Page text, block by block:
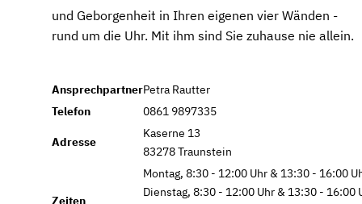
und Geborgenheit in Ihren eigenen vier Wänden -
rund um die Uhr. Mit ihm sind Sie zuhause nie allein.
AnsprechpartnerPetra Rautter
Telefon
0861 9897335
Adresse
Kaserne 13
83278 Traunstein
Zeiten
Montag, 8:30 - 12:00 Uhr & 13:30 - 16:00
Dienstag, 8:30 - 12:00 Uhr & 13:30 - 16:00